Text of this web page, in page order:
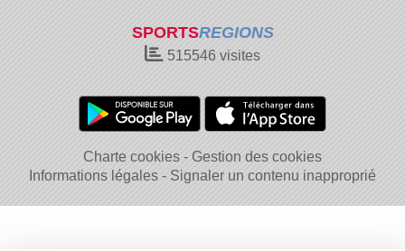
SPORTSREGIONS
515546 visites
Charte cookies
Gestion des cookies
Informations légales
Signaler un contenu inapproprié